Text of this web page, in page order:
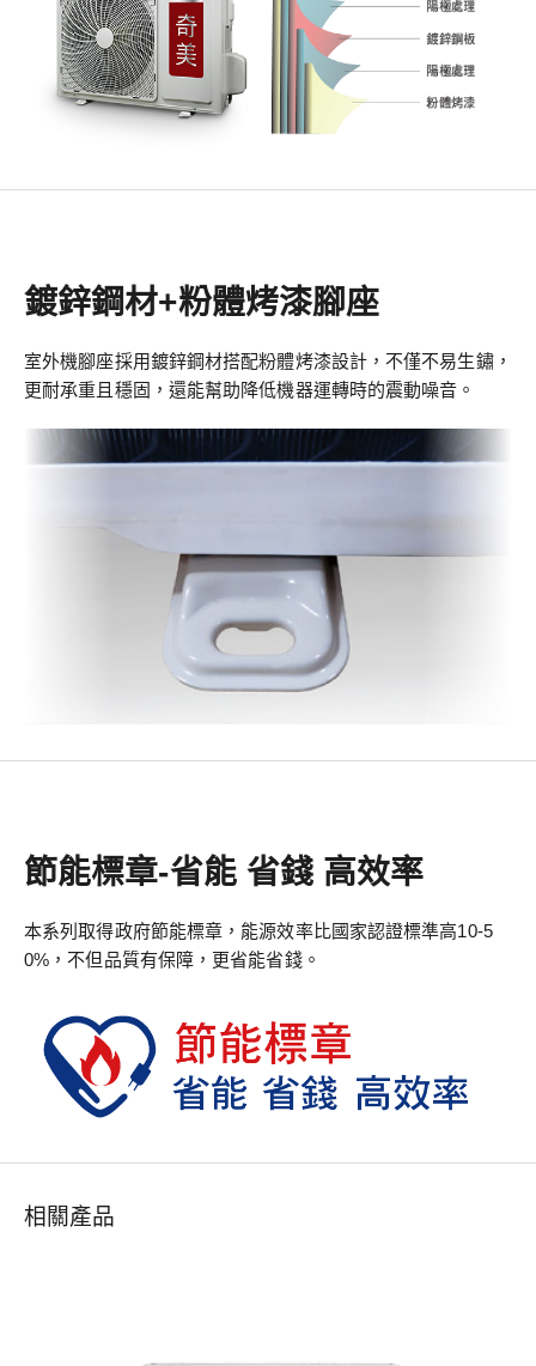
鍍鋅鋼材+粉體烤漆腳座
室外機腳座採用鍍鋅鋼材搭配粉體烤漆設計，不僅不易生鏽，
更耐承重且穩固，還能幫助降低機器運轉時的震動噪音。
節能標章-省能 省錢 高效率
本系列取得政府節能標章，能源效率比國家認證標準高10-5
0%，不但品質有保障，更省能省錢。
相關產品